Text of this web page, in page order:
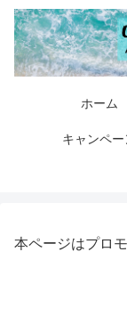
ホーム
キャンペー
本ページはプロ